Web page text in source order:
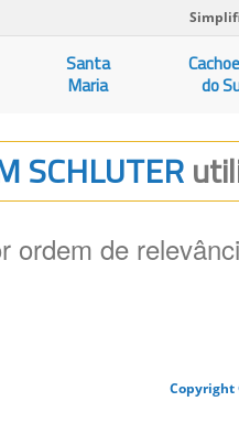
Santa
Maria
do
SCHLUTER
ordem de
Copyright